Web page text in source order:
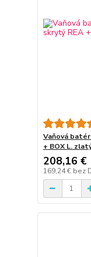
Vaňová
+ BOX L.
208,16 €
169,24 € bez